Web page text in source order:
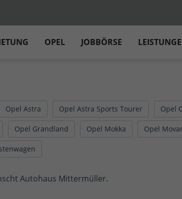
OPEL JOBBÖRSE
Opel Astra Opel Astra Sports Tourer Opel
Opel Grandland Opel Mokka Opel
Autohaus Mittermüller.